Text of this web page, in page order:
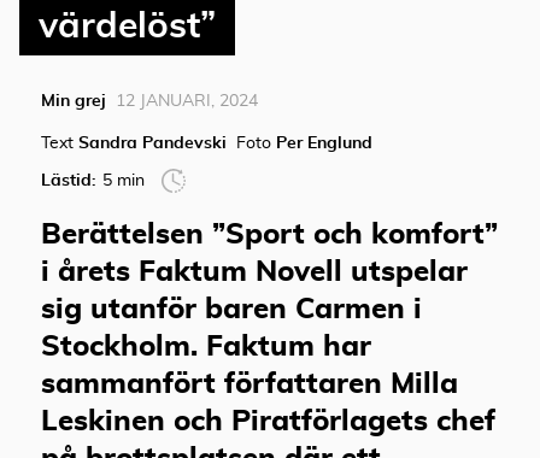
värdelöst”
Min grej 12 JANUARI, 2024
Text Sandra Pandevski Foto Per Englund
Lästid: 5 min
Berättelsen ”Sport och komfort”
i årets Faktum Novell utspelar
sig utanför baren Carmen i
Stockholm. Faktum har
sammanfört författaren Milla
Leskinen och Piratförlagets chef